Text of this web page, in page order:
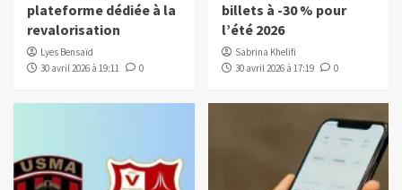
plateforme dédiée à la
revalorisation
Lyes Bensaïd
30 avril 2026 à 19:11
0
billets à -30 % pour
l’été 2026
Sabrina Khelifi
30 avril 2026 à 17:19
0